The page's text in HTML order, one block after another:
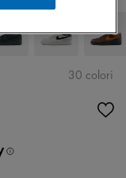
30 colori